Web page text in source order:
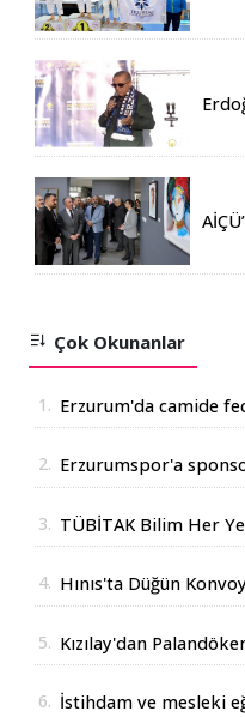
Çok Okunanlar
1. Erzurum'da camide
2. Erzurumspor'a
3. TÜBİTAK Bilim Her
4. Hınıs'ta Düğün
5. Kızılay'dan
6. İstihdam ve mesleki